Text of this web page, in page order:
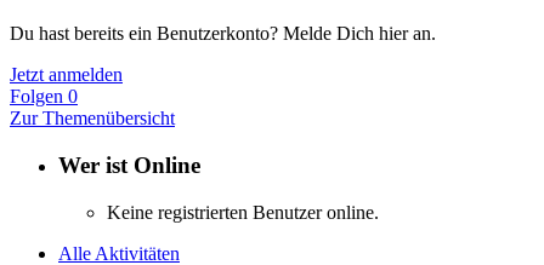
Du hast bereits ein Benutzerkonto? Melde Dich hier an.
Jetzt anmelden
Folgen 0
Zur Themenübersicht
Wer ist Online
Keine registrierten Benutzer online.
Alle Aktivitäten